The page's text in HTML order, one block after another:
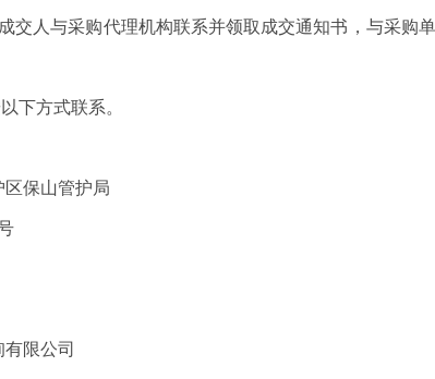
交人与采购代理机构联系并领取成交通知书，与采购
下方式联系。
区保山管护局
号
有限公司